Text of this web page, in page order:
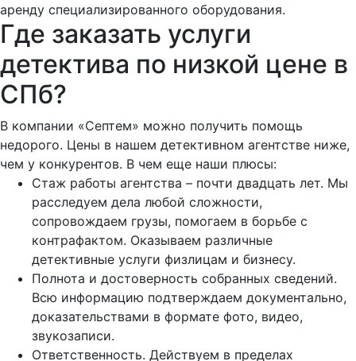
аренду специализированного оборудования.
Где заказать услуги
детектива по низкой цене в
СПб?
В компании «Септем» можно получить помощь
недорого. Цены в нашем детективном агентстве ниже,
чем у конкурентов. В чем еще наши плюсы:
Стаж работы агентства – почти двадцать лет. Мы
расследуем дела любой сложности,
сопровождаем грузы, помогаем в борьбе с
контрафактом. Оказываем различные
детективные услуги физлицам и бизнесу.
Полнота и достоверность собранных сведений.
Всю информацию подтверждаем документально,
доказательствами в формате фото, видео,
звукозаписи.
Ответственность. Действуем в пределах